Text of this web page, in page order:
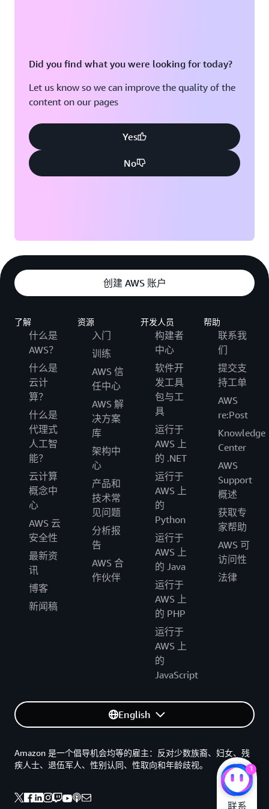
Did you find what you were looking for today?
Let us know so we can improve the quality of the
content on our pages
Yes
No
创建 AWS 账户
了解
什么是
AWS？
什么是
云计
算？
什么是
代理式
人工智
能？
云计算
概念中
心
AWS 云
安全性
最新资
讯
博客
新闻稿
资源
入门
训练
AWS 信
任中心
AWS 解
决方案
库
架构中
心
产品和
技术常
见问题
分析报
告
AWS 合
作伙伴
开发人员
构建者
中心
软件开
发工具
包与工
具
运行于
AWS 上
的 .NET
运行于
AWS 上
的
Python
运行于
AWS 上
的 Java
运行于
AWS 上
的 PHP
运行于
AWS 上
的
JavaScript
帮助
联系我
们
提交支
持工单
AWS
re:Post
Knowledge
Center
AWS
Support
概述
获取专
家帮助
AWS 可
访问性
法律
English
Amazon 是一个倡导机会均等的雇主：反对少数族裔、妇女、残
疾人士、退伍军人、性别认同、性取向和年龄歧视。
1
联系